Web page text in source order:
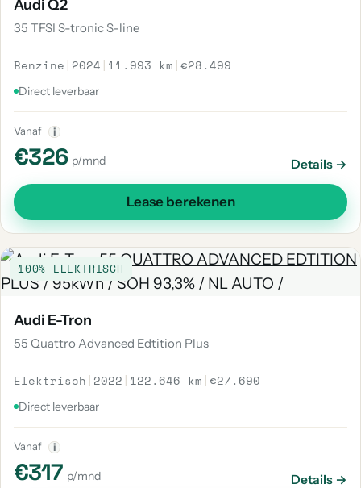
Audi Q2
35 TFSI S-tronic S-line
Benzine | 2024 | 11.993 km |€28.499
Direct leverbaar
Vanaf i
€326 p/mnd Details →
Lease berekenen
100% ELEKTRISCH
Audi E-Tron
55 Quattro Advanced Edtition Plus
Elektrisch | 2022 | 122.646 km |€27.690
Direct leverbaar
Vanaf i
€317 p/mnd Details →